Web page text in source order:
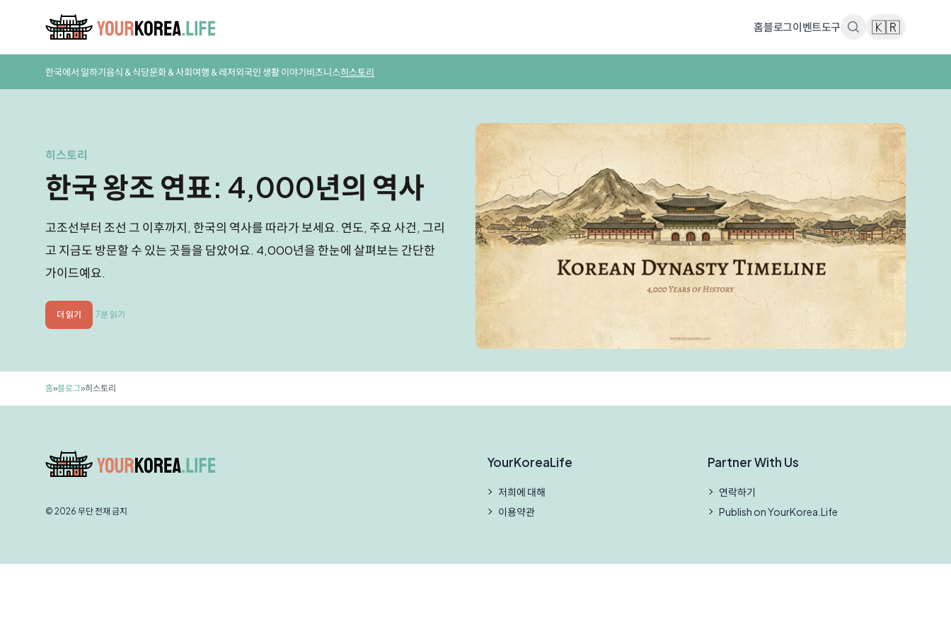
홈블로그이벤트도구 🇰🇷
한국에서 일하기음식 & 식당문화 & 사회여행 & 레저외국인 생활 이야기비즈니스히스토리
히스토리
한국 왕조 연표: 4,000년의 역사
고조선부터 조선 그 이후까지, 한국의 역사를 따라가 보세요. 연도, 주요 사건, 그리
고 지금도 방문할 수 있는 곳들을 담았어요. 4,000년을 한눈에 살펴보는 간단한
가이드예요.
더 읽기 7분 읽기
홈»블로그»히스토리
© 2026 무단 전재 금지
YourKoreaLife
저희에 대해
이용약관
Partner With Us
연락하기
Publish on YourKorea.Life